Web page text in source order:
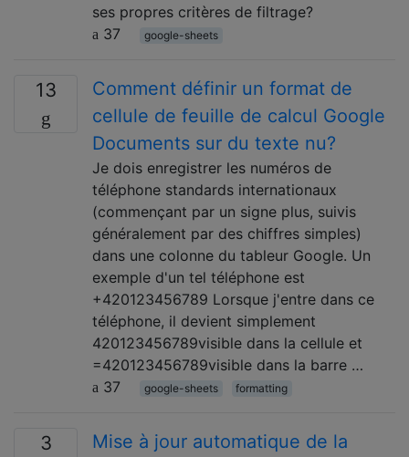
ses propres critères de filtrage?
37
google-sheets
13
Comment définir un format de
cellule de feuille de calcul Google
Documents sur du texte nu?
Je dois enregistrer les numéros de
téléphone standards internationaux
(commençant par un signe plus, suivis
généralement par des chiffres simples)
dans une colonne du tableur Google. Un
exemple d'un tel téléphone est
+420123456789 Lorsque j'entre dans ce
téléphone, il devient simplement
420123456789visible dans la cellule et
=420123456789visible dans la barre …
37
google-sheets formatting
3
Mise à jour automatique de la